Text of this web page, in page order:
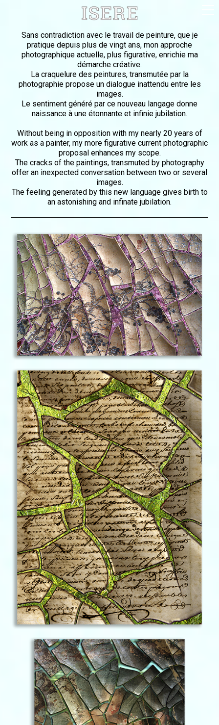
English (US)
Français
Parcours
Galerie
Photomontages
Contact
Téléchargements
Sans contradiction avec le travail de peinture, que je
pratique depuis plus de vingt ans, mon approche
photographique actuelle, plus figurative, enrichie ma
démarche créative.
La craquelure des peintures, transmutée par la
photographie propose un dialogue inattendu entre les
images.
Le sentiment généré par ce nouveau langage donne
naissance à une étonnante et infinie jubilation.
Without being in opposition with my nearly 20 years of
work as a painter, my more figurative current photographic
proposal enhances my scope.
The cracks of the paintings, transmuted by photography
offer an inexpected conversation between two or several
images.
The feeling generated by this new language gives birth to
an astonishing and infinate jubilation.